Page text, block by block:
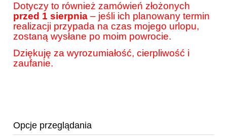
Dotyczy to również zamówień złożonych
przed 1 sierpnia – jeśli ich planowany termin
realizacji przypada na czas mojego urlopu,
zostaną wysłane po moim powrocie.
Dziękuję za wyrozumiałość, cierpliwość i
zaufanie.
Opcje przeglądania